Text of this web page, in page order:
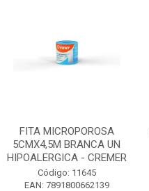
FITA MICROPOROSA
5CMX4,5M BRANCA UN
HIPOALERGICA - CREMER
Código: 11645
EAN: 7891800662139